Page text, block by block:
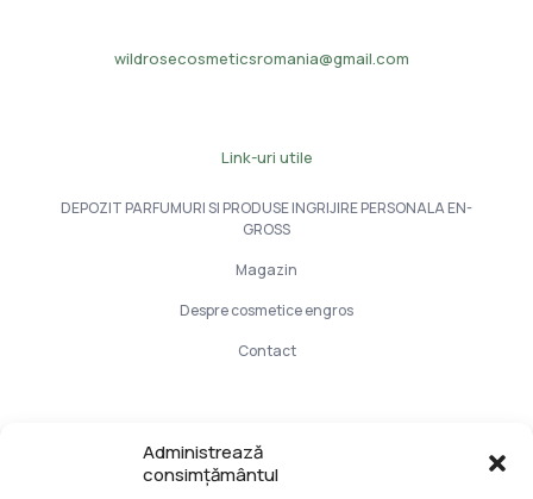
Administrează
consimțământul
wildrosecosmeticsromania@gmail.com
Link-uri utile
DEPOZIT PARFUMURI SI PRODUSE INGRIJIRE PERSONALA EN-
GROSS
Magazin
Despre cosmetice engros
Contact
LIVRARE SI PLATA